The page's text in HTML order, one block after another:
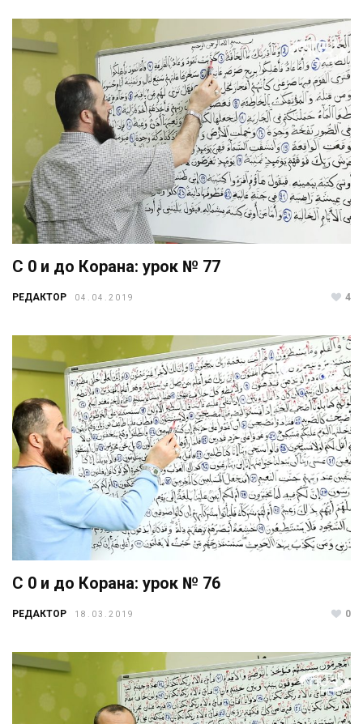
С 0 и до Корана: урок № 77
РЕДАКТОР 04.04.2019 4
С 0 и до Корана: урок № 76
РЕДАКТОР 18.03.2019 0